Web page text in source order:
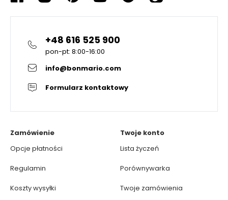
+48 616 525 900
pon-pt: 8:00-16:00
info@bonmario.com
Formularz kontaktowy
Zamówienie
Opcje płatności
Regulamin
Koszty wysyłki
Twoje konto
Lista życzeń
Porównywarka
Twoje zamówienia